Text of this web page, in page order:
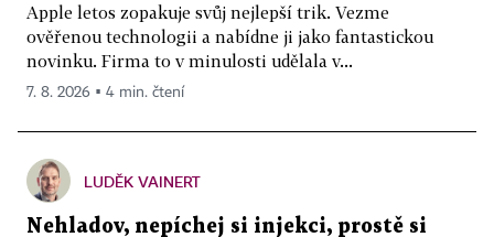
Apple letos zopakuje svůj nejlepší trik. Vezme
ověřenou technologii a nabídne ji jako fantastickou
novinku. Firma to v minulosti udělala v...
7. 8. 2026 ▪ 4 min. čtení
LUDĚK VAINERT
Nehladov, nepíchej si injekci, prostě si